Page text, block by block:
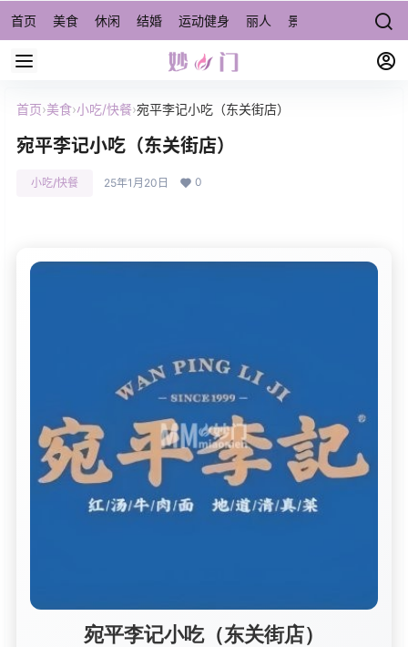
首页 美食 休闲 结婚 运动健身 丽人 景点/周边游 宠物
首页›美食›小吃/快餐›宛平李记小吃（东关街店）
宛平李记小吃（东关街店）
小吃/快餐 25年1月20日 0
宛平李记小吃（东关街店）